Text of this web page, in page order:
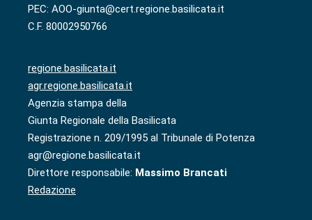
PEC: AOO-giunta@cert.regione.basilicata.it
C.F. 80002950766
regione.basilicata.it
agr.regione.basilicata.it
Agenzia stampa della
Giunta Regionale della Basilicata
Registrazione n. 209/1995 al Tribunale di Potenza
agr@regione.basilicata.it
Direttore responsabile: Massimo Brancati
Redazione